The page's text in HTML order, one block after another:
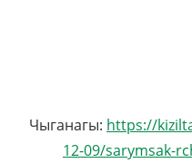
Чыганагы: https://
12-09/sarymsak-